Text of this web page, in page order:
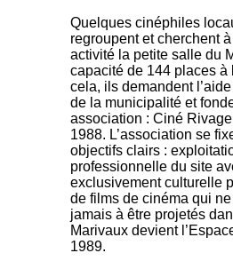
Quelques cinéphiles
regroupent et cherchent
activité la petite salle du
capacité de 144 places à
cela, ils demandent
de la municipalité et
association : Ciné
1988. L’association se
objectifs clairs :
professionnelle du site
exclusivement culturelle
de films de cinéma qui
jamais à être projetés
Marivaux devient
1989.